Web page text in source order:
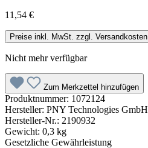
11,54 €
Preise inkl. MwSt. zzgl. Versandkosten
Nicht mehr verfügbar
Zum Merkzettel hinzufügen
Produktnummer: 1072124
Hersteller: PNY Technologies GmbH
Hersteller-Nr.: 2190932
Gewicht: 0,3 kg
Gesetzliche Gewährleistung